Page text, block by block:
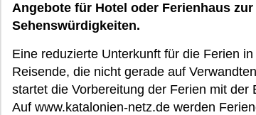
Angebote für Hotel oder Ferienhaus
Sehenswürdigkeiten.
Eine reduzierte Unterkunft für die Ferien
Reisende, die nicht gerade auf
startet die Vorbereitung der Ferien mit
Auf www.katalonien-netz.de werden